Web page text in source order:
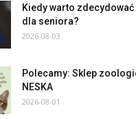
Kiedy warto
dla seniora?
2026-08-03
Polecamy: Sklep
NESKA
2026-08-01